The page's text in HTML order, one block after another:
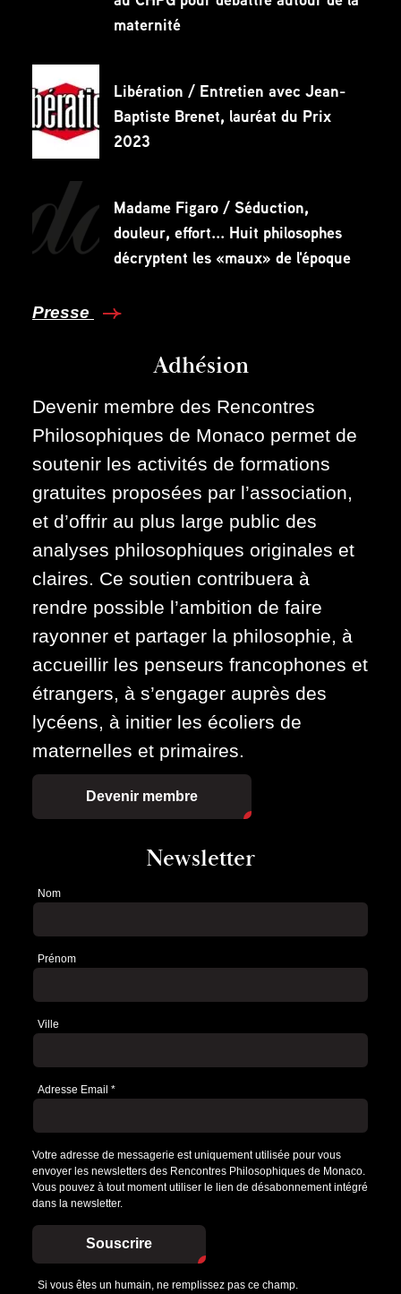
maternité
Libération / Entretien avec Jean-
Baptiste Brenet, lauréat du Prix
2023
Madame Figaro / Séduction,
douleur, effort... Huit philosophes
décryptent les «maux» de l'époque
Presse
Adhésion
Devenir membre des Rencontres
Philosophiques de Monaco permet de
soutenir les activités de formations
gratuites proposées par l’association,
et d’offrir au plus large public des
analyses philosophiques originales et
claires. Ce soutien contribuera à
rendre possible l’ambition de faire
rayonner et partager la philosophie, à
accueillir les penseurs francophones et
étrangers, à s’engager auprès des
lycéens, à initier les écoliers de
maternelles et primaires.
Devenir membre
Newsletter
Newsletter
Nom
Prénom
Ville
Adresse Email *
Votre adresse de messagerie est uniquement utilisée pour vous
envoyer les newsletters des Rencontres Philosophiques de Monaco.
Vous pouvez à tout moment utiliser le lien de désabonnement intégré
dans la newsletter.
Souscrire
Si vous êtes un humain, ne remplissez pas ce champ.